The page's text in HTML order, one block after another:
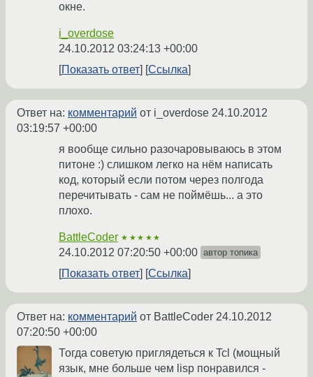
окне.
i_overdose
24.10.2012 03:24:13 +00:00
Показать ответ
Ссылка
Ответ на: комментарий от i_overdose 24.10.2012
03:19:57 +00:00
я вообще сильно разочаровываюсь в этом
питоне :) слишком легко на нём написать
код, который если потом через полгода
перечитывать - сам не поймёшь... а это
плохо.
BattleCoder ★★★★★
24.10.2012 07:20:50 +00:00 автор топика
Показать ответ Ссылка
Ответ на: комментарий от BattleCoder 24.10.2012
07:20:50 +00:00
Тогда советую приглядеться к Tcl (мощный
язык, мне больше чем lisp понравился -